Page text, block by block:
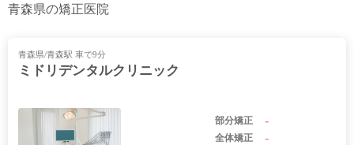
青森県の矯正医院
青森県/青森駅 車で9分
ミドリデンタルクリニック
部分矯正 -
全体矯正 -